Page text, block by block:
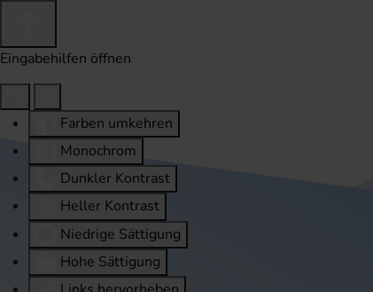
Eingabehilfen öffnen
Farben umkehren
Monochrom
Dunkler Kontrast
Heller Kontrast
Niedrige Sättigung
Hohe Sättigung